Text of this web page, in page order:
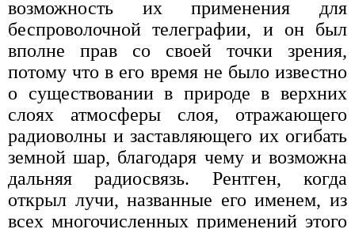
возможность их применения для
беспроволочной телеграфии, и он был
вполне прав со своей точки зрения,
потому что в его время не было известно
о существовании в природе в верхних
слоях атмосферы слоя, отражающего
радиоволны и заставляющего их огибать
земной шар, благодаря чему и возможна
дальняя радиосвязь. Рентген, когда
открыл лучи, названные его именем, из
всех многочисленных применений этого